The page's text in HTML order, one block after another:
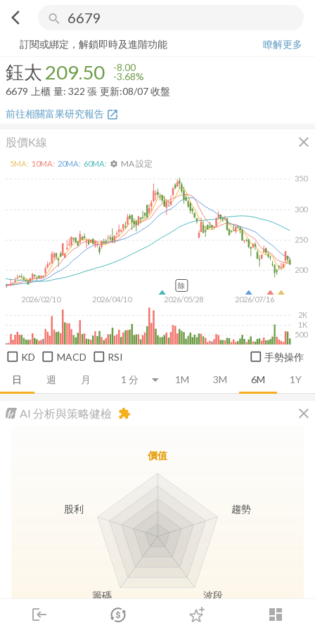
arrow_back_ios search
login dashboard
市場 登入
鈺太 209.50 -3.68%
訂閱或綁定，解鎖即時及進階功能
瞭解更多
鈺太209.50 -8.00
-3.68%
6679
上櫃 量: 322 張 更新:08/07 收盤
前往相關富果研究報告 open_in_new
股價K線 close
日 週 月 1M 3M 6M 1Y
2026/02/10 2026/04/10 2026/05/28 2026/07/16
200
250
300
350
500
1K
2K
5MA: 10MA: 20MA: 60MA: settings MA 設定
除
KD MACD RSI 手勢操作
AI 分析與策略健檢 close
extension
價值
趨勢
波段
籌碼
股利